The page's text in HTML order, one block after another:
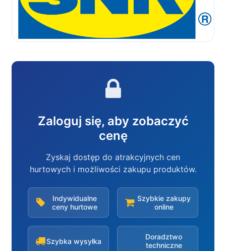
Zaloguj się, aby zobaczyć
cenę
Zyskaj dostęp do atrakcyjnych cen
hurtowych i możliwości zakupu produktów.
Indywidualne
ceny hurtowe
Szybkie zakupy
online
Szybka wysyłka
Doradztwo
techniczne